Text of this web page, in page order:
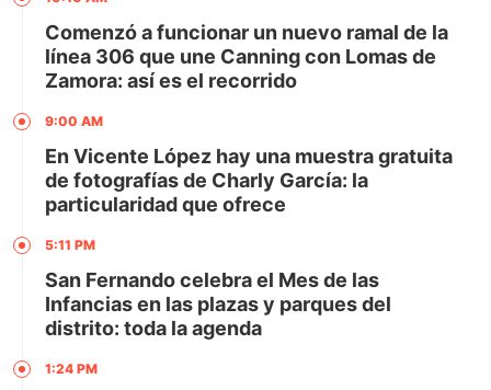
Comenzó a funcionar un nuevo ramal de la
línea 306 que une Canning con Lomas de
Zamora: así es el recorrido
9:00 AM
En Vicente López hay una muestra gratuita
de fotografías de Charly García: la
particularidad que ofrece
5:11 PM
San Fernando celebra el Mes de las
Infancias en las plazas y parques del
distrito: toda la agenda
1:24 PM